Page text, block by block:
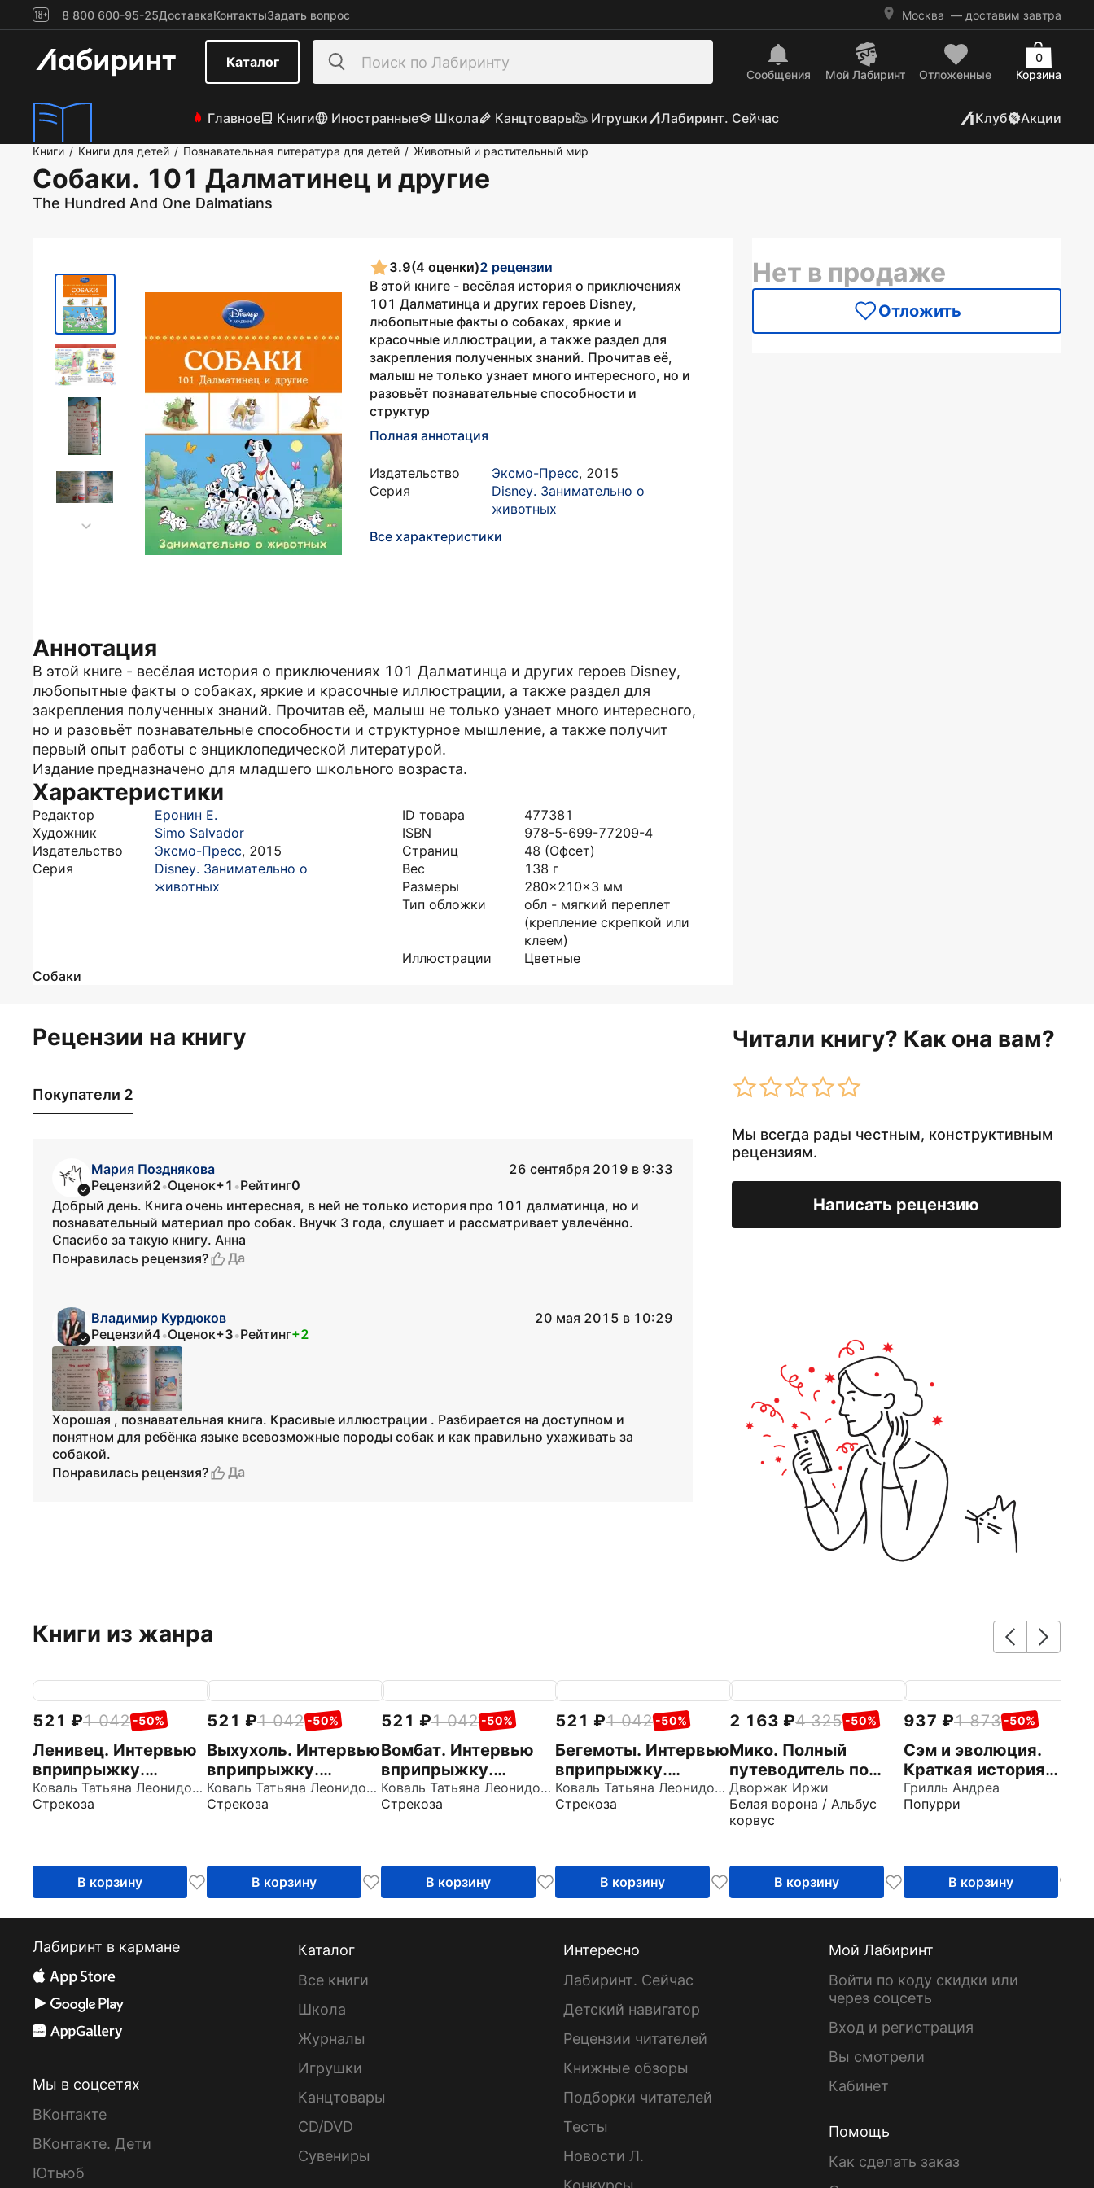
8 800 600-95-25ДоставкаКонтактыЗадать вопрос Москва — доставим завтра
Каталог
Сообщения Mой Лабиринт Отложенные Корзина
0
Главное Книги Иностранные Школа Канцтовары Игрушки Лабиринт. Сейчас Клуб Акции
Книги / Книги для детей / Познавательная литература для детей / Животный и растительный мир
Собаки. 101 Далматинец и другие
The Hundred And One Dalmatians
3.9(4 оценки)2 рецензии
В этой книге - весёлая история о приключениях
101 Далматинца и других героев Disney,
любопытные факты о собаках, яркие и
красочные иллюстрации, а также раздел для
закрепления полученных знаний. Прочитав её,
малыш не только узнает много интересного, но и
разовьёт познавательные способности и
структур
Полная аннотация
Издательство Эксмо-Пресс, 2015
Серия
Disney. Занимательно о
животных
Все характеристики
Аннотация
В этой книге - весёлая история о приключениях 101 Далматинца и других героев Disney,
любопытные факты о собаках, яркие и красочные иллюстрации, а также раздел для
закрепления полученных знаний. Прочитав её, малыш не только узнает много интересного,
но и разовьёт познавательные способности и структурное мышление, а также получит
первый опыт работы с энциклопедической литературой.
Издание предназначено для младшего школьного возраста.
Характеристики
Редактор
Еронин Е.
Художник
Simo Salvador
Издательство
Эксмо-Пресс, 2015
Серия
Disney. Занимательно о
животных
ID товара
477381
ISBN
978-5-699-77209-4
Страниц
48 (Офсет)
Вес
138 г
Размеры
280x210x3 мм
Тип обложки
обл - мягкий переплет
(крепление скрепкой или
клеем)
Иллюстрации
Цветные
Собаки
Нет в продаже
Отложить
Рецензии на книгу Читали книгу? Как она вам?
Мы всегда рады честным, конструктивным
рецензиям.
Написать рецензию
Покупатели 2
Мария Позднякова
26 сентября 2019 в 9:33
Рецензий2•Оценок+1 •Рейтинг0
Добрый день. Книга очень интересная, в ней не только история про 101 далматинца, но и
познавательный материал про собак. Внучк 3 года, слушает и рассматривает увлечённо.
Спасибо за такую книгу. Анна
Понравилась рецензия?
Да
Владимир Курдюков
20 мая 2015 в 10:29
Рецензий4•Оценок+3•Рейтинг+2
Хорошая , познавательная книга. Красивые иллюстрации . Разбирается на доступном и
понятном для ребёнка языке всевозможные породы собак и как правильно ухаживать за
собакой.
Понравилась рецензия?
Да
Книги из жанра
521 1 042 -50%
Ленивец. Интервью
вприпрыжку.
Репортер Пружинка
Коваль Татьяна Леонидовна
Стрекоза
В корзину
521 1 042 -50%
Выхухоль. Интервью
вприпрыжку.
Репортер Пружинка
Коваль Татьяна Леонидовна
Стрекоза
В корзину
521 1 042 -50%
Вомбат. Интервью
вприпрыжку.
Репортер Пружинка
Коваль Татьяна Леонидовна
Стрекоза
В корзину
521 1 042 -50%
Бегемоты. Интервью
вприпрыжку.
Репортер Пружинка
Коваль Татьяна Леонидовна
Стрекоза
В корзину
2 163 4 325 -50%
Мико. Полный
путеводитель по
миру грибов
Дворжак Иржи
Белая ворона / Альбус
корвус
В корзину
937 1 873 -50%
Сэм и эволюция.
Краткая история
эволюционной
биологии
Грилль Андреа
Попурри
В корзину
Лабиринт в кармане
Мы в соцсетях
ВКонтакте
ВКонтакте. Дети
Ютьюб
Каталог
Все книги
Школа
Журналы
Игрушки
Канцтовары
CD/DVD
Сувениры
Интересно
Лабиринт. Сейчас
Детский навигатор
Рецензии читателей
Книжные обзоры
Подборки читателей
Тесты
Новости Л.
Мой Лабиринт
Войти по коду скидки или
через соцсеть
Вход и регистрация
Вы смотрели
Кабинет
Помощь
Как сделать заказ